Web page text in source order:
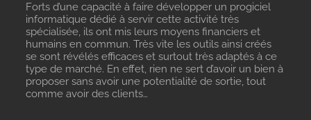
Forts d’une capacité à faire développer un progiciel
informatique dédié à servir cette activité très
spécialisée, ils ont mis leurs moyens financiers et
humains en commun. Très vite les outils ainsi créés
se sont révélés efficaces et surtout très adaptés à ce
type de marché. En effet, rien ne sert d’avoir un bien à
proposer sans avoir une potentialité de sortie, tout
comme avoir des clients…